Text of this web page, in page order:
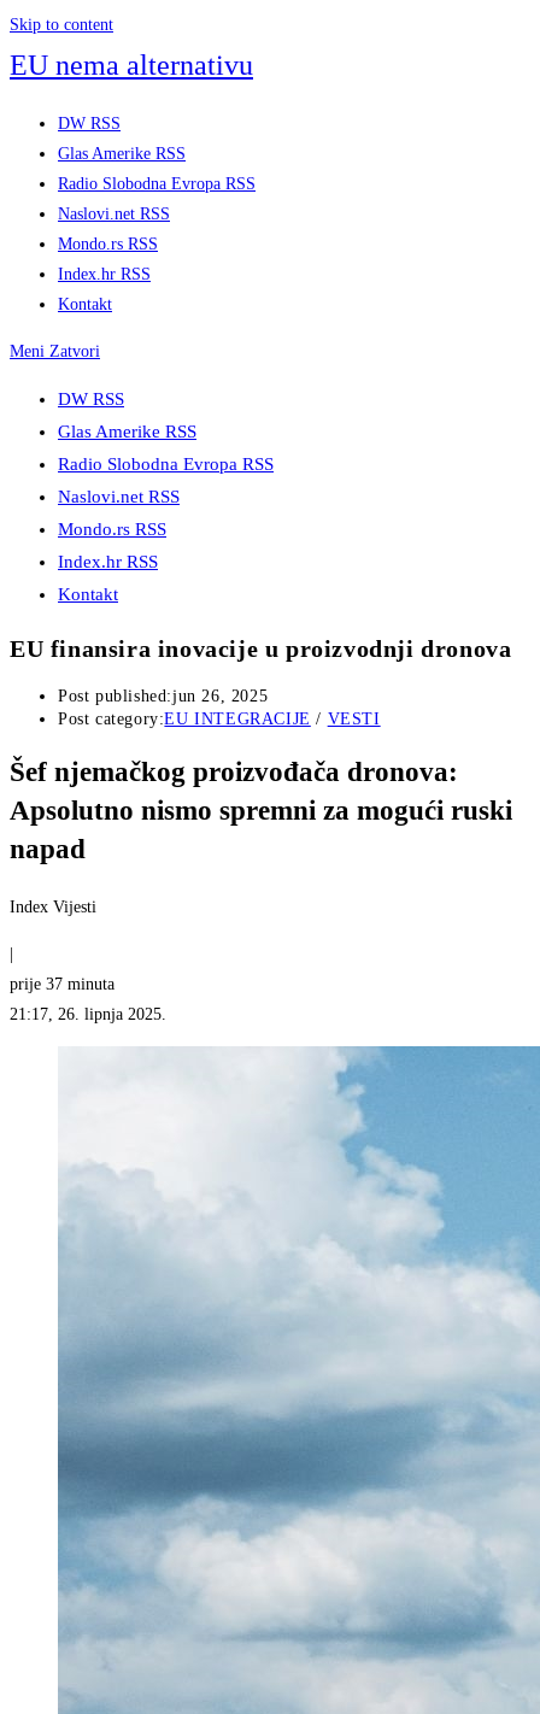
Skip to content
EU nema alternativu
DW RSS
Glas Amerike RSS
Radio Slobodna Evropa RSS
Naslovi.net RSS
Mondo.rs RSS
Index.hr RSS
Kontakt
Meni Zatvori
DW RSS
Glas Amerike RSS
Radio Slobodna Evropa RSS
Naslovi.net RSS
Mondo.rs RSS
Index.hr RSS
Kontakt
EU finansira inovacije u proizvodnji dronova
Post published:jun 26, 2025
Post category:EU INTEGRACIJE / VESTI
Šef njemačkog proizvođača dronova:
Apsolutno nismo spremni za mogući ruski
napad
Index Vijesti
prije 37 minuta
21:17, 26. lipnja 2025.